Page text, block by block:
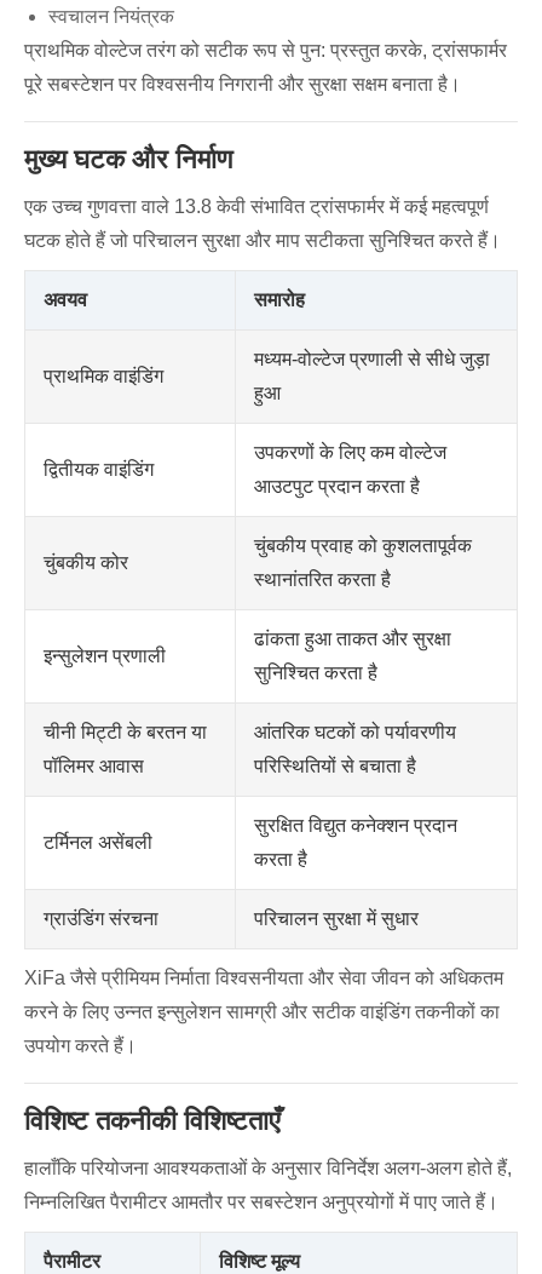
स्वचालन नियंत्रक
प्राथमिक वोल्टेज तरंग को सटीक रूप से पुन: प्रस्तुत करके, ट्रांसफार्मर
पूरे सबस्टेशन पर विश्वसनीय निगरानी और सुरक्षा सक्षम बनाता है।
मुख्य घटक और निर्माण
एक उच्च गुणवत्ता वाले 13.8 केवी संभावित ट्रांसफार्मर में कई महत्वपूर्ण
घटक होते हैं जो परिचालन सुरक्षा और माप सटीकता सुनिश्चित करते हैं।
अवयव समारोह
प्राथमिक वाइंडिंग
मध्यम-वोल्टेज प्रणाली से सीधे जुड़ा
हुआ
द्वितीयक वाइंडिंग
उपकरणों के लिए कम वोल्टेज
आउटपुट प्रदान करता है
चुंबकीय कोर
चुंबकीय प्रवाह को कुशलतापूर्वक
स्थानांतरित करता है
इन्सुलेशन प्रणाली
ढांकता हुआ ताकत और सुरक्षा
सुनिश्चित करता है
चीनी मिट्टी के बरतन या
पॉलिमर आवास
आंतरिक घटकों को पर्यावरणीय
परिस्थितियों से बचाता है
टर्मिनल असेंबली
सुरक्षित विद्युत कनेक्शन प्रदान
करता है
ग्राउंडिंग संरचना परिचालन सुरक्षा में सुधार
XiFa जैसे प्रीमियम निर्माता विश्वसनीयता और सेवा जीवन को अधिकतम
करने के लिए उन्नत इन्सुलेशन सामग्री और सटीक वाइंडिंग तकनीकों का
उपयोग करते हैं।
विशिष्ट तकनीकी विशिष्टताएँ
हालाँकि परियोजना आवश्यकताओं के अनुसार विनिर्देश अलग-अलग होते हैं,
निम्नलिखित पैरामीटर आमतौर पर सबस्टेशन अनुप्रयोगों में पाए जाते हैं।
पैरामीटर विशिष्ट मूल्य